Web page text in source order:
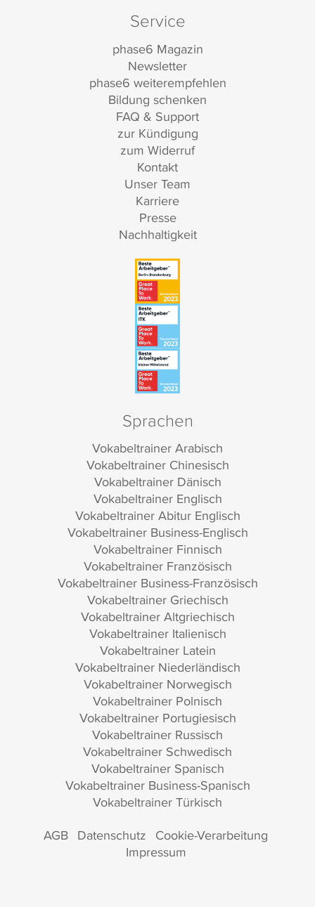
Service
phase6 Magazin
Newsletter
phase6 weiterempfehlen
Bildung schenken
FAQ & Support
zur Kündigung
zum Widerruf
Kontakt
Unser Team
Karriere
Presse
Nachhaltigkeit
Sprachen
Vokabeltrainer Arabisch
Vokabeltrainer Chinesisch
Vokabeltrainer Dänisch
Vokabeltrainer Englisch
Vokabeltrainer Abitur Englisch
Vokabeltrainer Business-Englisch
Vokabeltrainer Finnisch
Vokabeltrainer Französisch
Vokabeltrainer Business-Französisch
Vokabeltrainer Griechisch
Vokabeltrainer Altgriechisch
Vokabeltrainer Italienisch
Vokabeltrainer Latein
Vokabeltrainer Niederländisch
Vokabeltrainer Norwegisch
Vokabeltrainer Polnisch
Vokabeltrainer Portugiesisch
Vokabeltrainer Russisch
Vokabeltrainer Schwedisch
Vokabeltrainer Spanisch
Vokabeltrainer Business-Spanisch
Vokabeltrainer Türkisch
AGB Datenschutz Cookie-Verarbeitung
Impressum